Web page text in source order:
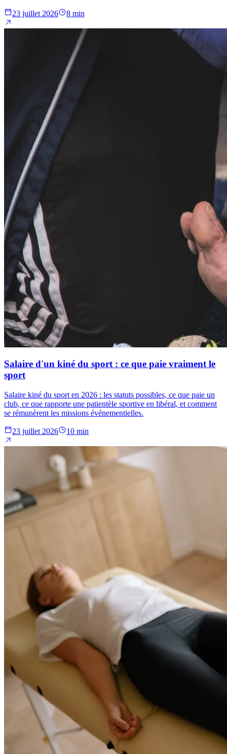
23 juillet 2026 8 min
Salaire d'un kiné du sport : ce que paie vraiment le
sport
Salaire kiné du sport en 2026 : les statuts possibles, ce que paie un
club, ce que rapporte une patientèle sportive en libéral, et comment
se rémunèrent les missions événementielles.
23 juillet 2026 10 min